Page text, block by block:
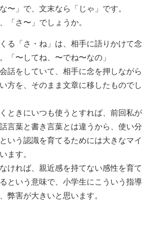
〜」で、文末なら「じゃ」です。
「さ〜」でしょうか。
る「さ・ね」は、相手に語りかけて念
「〜してね、〜でね〜なの」
話をしていて、相手に念を押しながら
方を、そのまま文章に移したものでし
ときにいつも使うとすれば、前回私が
言葉と書き言葉とは違うから、使い分
いう認識を育てるためには大きなマイ
ます。
ければ、親近感を持てない感性を育て
という意味で、小学生にこういう指導
弊害が大きいと思います。